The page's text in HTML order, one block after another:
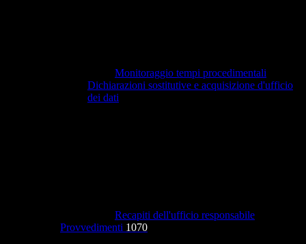
Monitoraggio tempi procedimentali
Dichiarazioni sostitutive e acquisizione d'ufficio
dei dati
Recapiti dell'ufficio responsabile
Provvedimenti 1070